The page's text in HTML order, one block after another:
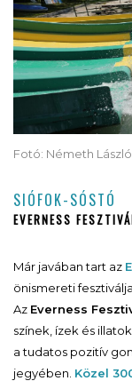
Fotó: Németh László
SIÓFOK-SÓSTÓ
EVERNESS
Már javában tart az
önismereti fesztiválja
Az Everness
színek, ízek és
a tudatos pozitív
jegyében. Közel